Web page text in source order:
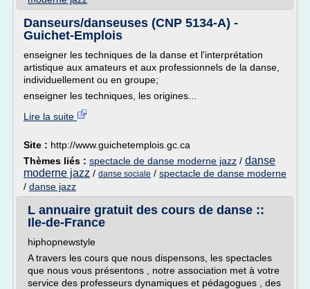
Danseurs/danseuses (CNP 5134-A) -
Guichet-Emplois
enseigner les techniques de la danse et l'interprétation
artistique aux amateurs et aux professionnels de la danse,
individuellement ou en groupe;
enseigner les techniques, les origines...
Lire la suite
Site : http://www.guichetemplois.gc.ca
Thèmes liés : spectacle de danse moderne jazz / danse
moderne jazz / danse sociale / spectacle de danse moderne
/ danse jazz
L annuaire gratuit des cours de danse ::
Ile-de-France
hiphopnewstyle
A travers les cours que nous dispensons, les spectacles
que nous vous présentons , notre association met à votre
service des professeurs dynamiques et pédagogues , des